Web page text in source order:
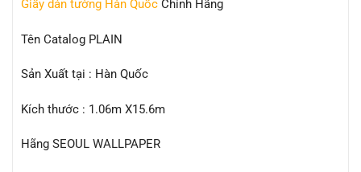
Giấy dán tường Hàn Quốc Chính Hãng
Tên Catalog PLAIN
Sản Xuất tại : Hàn Quốc
Kích thước : 1.06m X15.6m
Hãng SEOUL WALLPAPER